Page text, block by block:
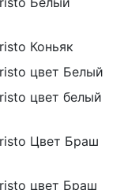
Коньяк
цвет Белый
цвет белый
Цвет Браш
цвет Браш